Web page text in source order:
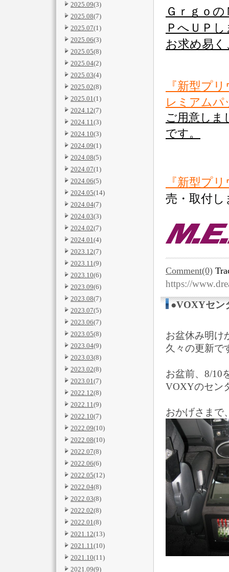
2025.09(3)
2025.08(7)
2025.07(1)
2025.06(3)
2025.05(8)
2025.04(2)
2025.03(4)
2025.02(8)
2025.01(1)
2024.12(7)
2024.11(3)
2024.10(3)
2024.09(1)
2024.08(5)
2024.07(1)
2024.06(5)
2024.05(14)
2024.04(7)
2024.03(3)
2024.02(7)
2024.01(4)
2023.12(7)
2023.11(9)
2023.10(6)
2023.09(6)
2023.08(7)
2023.07(5)
2023.06(7)
2023.05(8)
2023.04(9)
2023.03(8)
2023.02(8)
2023.01(7)
2022.12(8)
2022.11(9)
2022.10(7)
2022.09(10)
2022.08(10)
2022.07(8)
2022.06(6)
2022.05(12)
2022.04(8)
2022.03(8)
2022.02(8)
2022.01(8)
2021.12(13)
2021.11(10)
2021.10(11)
2021.09(9)
Ｇｒｇｏ
ＰへＵＰ
お求め易
『新型プ
レミアムパ
ご用意し
です。
『新型プ
売・取付し
Comment(0)
https://
●VOXYセン
お盆休み明け
久々の更新で
お盆前、8/10
VOXYのセン
おかげさまで